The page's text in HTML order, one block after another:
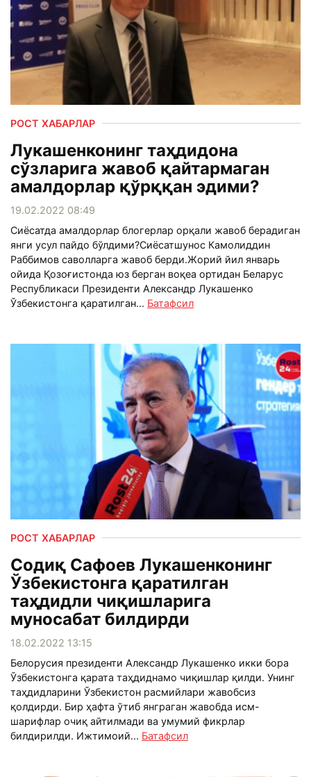
РОСТ ХАБАРЛАР
Лукашенконинг таҳдидона
сўзларига жавоб қайтармаган
амалдорлар қўрққан эдими?
19.02.2022 08:49
Сиёсатда амалдорлар блогерлар орқали жавоб берадиган
янги усул пайдо бўлдими?Сиёсатшунос Камолиддин
Раббимов саволларга жавоб берди.Жорий йил январь
ойида Қозоғистонда юз берган воқеа ортидан Беларус
Республикаси Президенти Александр Лукашенко
Ўзбекистонга қаратилган... Батафсил
РОСТ ХАБАРЛАР
Содиқ Сафоев Лукашенконинг
Ўзбекистонга қаратилган
таҳдидли чиқишларига
муносабат билдирди
18.02.2022 13:15
Белорусия президенти Александр Лукашенко икки бора
Ўзбекистонга қарата таҳдиднамо чиқишлар қилди. Унинг
таҳдидларини Ўзбекистон расмийлари жавобсиз
қолдирди. Бир ҳафта ўтиб янграган жавобда исм-
шарифлар очиқ айтилмади ва умумий фикрлар
билдирилди. Ижтимоий... Батафсил